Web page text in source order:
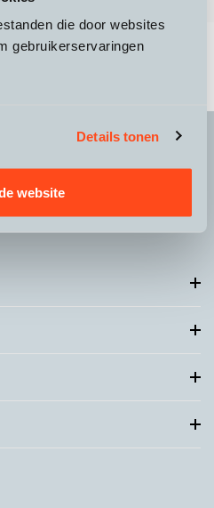
die door websites
gebruikerservaringen
Details tonen
website